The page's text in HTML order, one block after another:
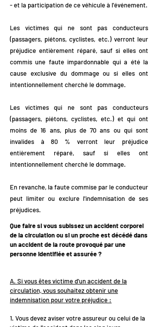
- et la participation de ce véhicule à l'événement.
Les victimes qui ne sont pas conducteurs
(passagers, piétons, cyclistes, etc.) verront leur
préjudice entièrement réparé, sauf si elles ont
commis une faute impardonnable qui a été la
cause exclusive du dommage ou si elles ont
intentionnellement cherché le dommage.
Les victimes qui ne sont pas conducteurs
(passagers, piétons, cyclistes, etc.) et qui ont
moins de 16 ans, plus de 70 ans ou qui sont
invalides à 80 % verront leur préjudice
entièrement réparé, sauf si elles ont
intentionnellement cherché le dommage.
En revanche, la faute commise par le conducteur
peut limiter ou exclure l'indemnisation de ses
préjudices.
Que faire si vous subissez un accident corporel
de la circulation ou si un proche est décédé dans
un accident de la route provoqué par une
personne identifiée et assurée ?
A. Si vous êtes victime d'un accident de la
circulation, vous souhaitez obtenir une
indemnisation pour votre préjudice :
1. Vous devez aviser votre assureur ou celui de la